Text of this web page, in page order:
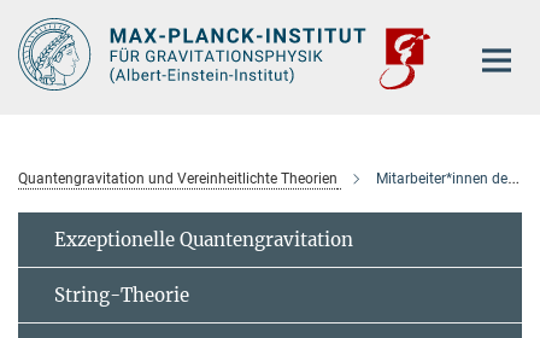
Hauptinhalt
Quantengravitation und Vereinheitlichte Theorien Mitarbeiter*innen der Abteilung
Exzeptionelle Quantengravitation
String-Theorie